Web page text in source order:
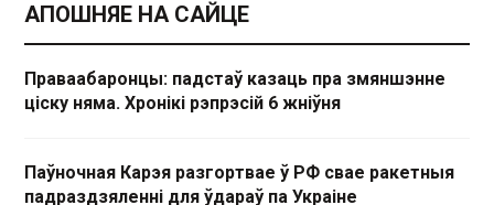
АПОШНЯЕ НА САЙЦЕ
Праваабаронцы: падстаў казаць пра змяншэнне
ціску няма. Хронікі рэпрэсій 6 жніўня
Паўночная Карэя разгортвае ў РФ свае ракетныя
падраздзяленні для ўдараў па Украіне